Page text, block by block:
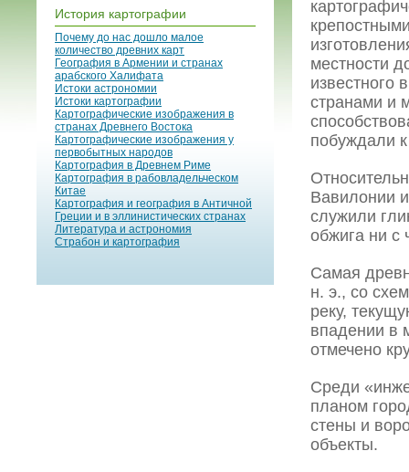
История картографии
Почему до нас дошло малое
количество древних карт
География в Армении и странах
арабского Халифата
Истоки астрономии
Истоки картографии
Картографические изображения в
странах Древнего Востока
Картографические изображения у
первобытных народов
Картография в Древнем Риме
Картография в рабовладельческом
Китае
Картография и география в Античной
Греции и в эллинистических странах
Литература и астрономия
Страбон и картография
местности
известного
странами и
побуждали
Вавилонии
служили
обжига ни с
Самая
н. э., со
реку,
впадении в
отмечено
Среди
планом
стены и
объекты.